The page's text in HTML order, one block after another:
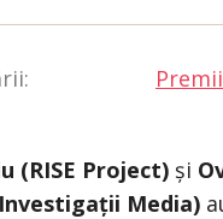
(RISE Project) și
Media)